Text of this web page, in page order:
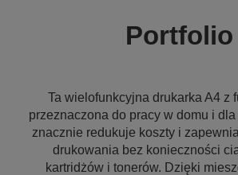
Portfolio
Ta wielofunkcyjna drukarka A4 z
przeznaczona do pracy w domu i
znacznie redukuje koszty i
drukowania bez konieczności
kartridżów i tonerów. Dzięki